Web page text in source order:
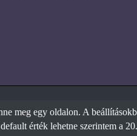
meg egy oldalon. A
érték lehetne szerintem a 20.